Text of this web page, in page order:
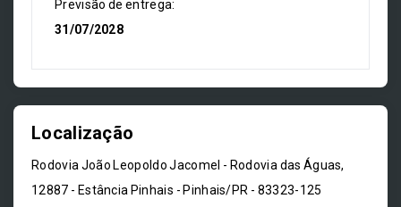
Previsão de entrega:
31/07/2028
Localização
Rodovia João Leopoldo Jacomel - Rodovia das Águas,
12887 - Estância Pinhais - Pinhais/PR - 83323-125